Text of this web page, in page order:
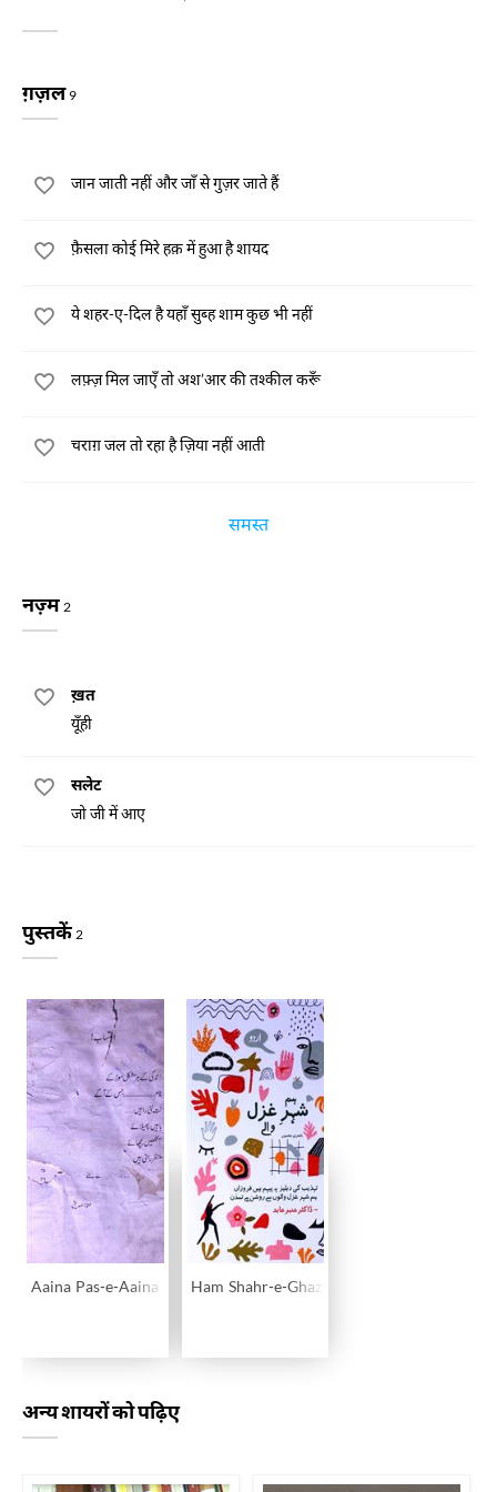
ग़ज़ल 9
जान जाती नहीं और जाँ से गुज़र जाते हैं
फ़ैसला कोई मिरे हक़ में हुआ है शायद
ये शहर-ए-दिल है यहाँ सुब्ह शाम कुछ भी नहीं
लफ़्ज़ मिल जाएँ तो अश’आर की तश्कील करूँ
चराग़ जल तो रहा है ज़िया नहीं आती
समस्त
नज़्म 2
ख़त
यूँही
सलेट
जो जी में आए
पुस्तकें 2
Aaina Pas-e-Aaina Ham Shahr-e-Ghazal Wale
अन्य शायरों को पढ़िए